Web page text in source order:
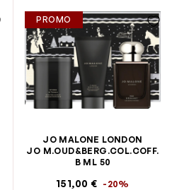
PROMO
JO MALONE LONDON
JO M.OUD&BERG.COL.COFF.
B ML 50
151,00 € -20%